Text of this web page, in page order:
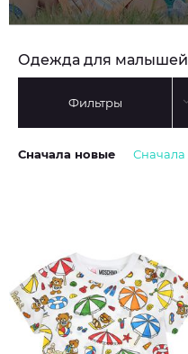
Одежда для малышей,
Фильтры
Сначала новые